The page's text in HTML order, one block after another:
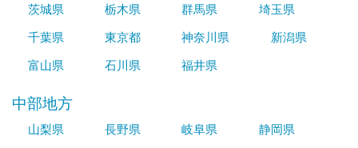
茨城県 栃木県 群馬県
埼玉県
千葉県
東京都 神奈川県
新潟県
富山県
石川県 福井県
中部地方
山梨県 長野県 岐阜県
静岡県